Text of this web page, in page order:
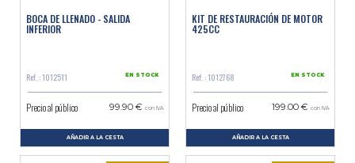
BOCA DE LLENADO - SALIDA
INFERIOR
Ref. : 1012511 EN STOCK
Precio al público 99.90 € con IVA
AÑADIR A LA CESTA
KIT DE RESTAURACIÓN DE MOTOR
425CC
Ref. : 1012768 EN STOCK
Precio al público 199.00 € con IVA
AÑADIR A LA CESTA